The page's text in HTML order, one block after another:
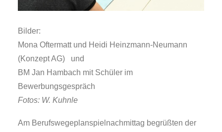
Bilder:
Mona Oftermatt und Heidi Heinzmann-Neumann
(Konzept AG) und
BM Jan Hambach mit Schüler im
Bewerbungsgespräch
Fotos: W. Kuhnle
Am Berufswegeplanspielnachmittag begrüßten der